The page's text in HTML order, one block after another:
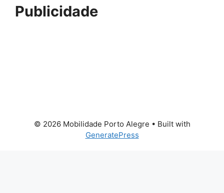
Publicidade
© 2026 Mobilidade Porto Alegre • Built with
GeneratePress